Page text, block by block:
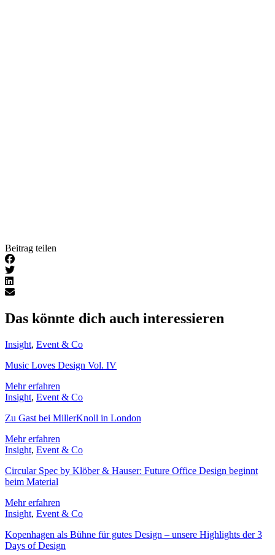
Beitrag teilen
Das könnte dich auch interessieren
Insight, Event & Co
Music Loves Design Vol. IV
Mehr erfahren
Insight, Event & Co
Zu Gast bei MillerKnoll in London
Mehr erfahren
Insight, Event & Co
Circular Spec by Klöber & Hauser: Future Office Design beginnt
beim Material
Mehr erfahren
Insight, Event & Co
Kopenhagen als Bühne für gutes Design – unsere Highlights der 3
Days of Design